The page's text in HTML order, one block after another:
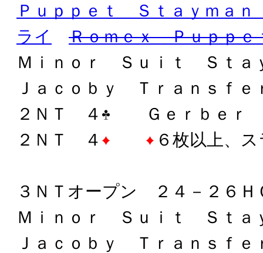
Ｐｕｐｐｅｔ Ｓｔａｙｍａ
ライ
Ｒｏｍｅｘ Ｐｕｐｐ
Ｍｉｎｏｒ Ｓｕｉｔ Ｓｔａ
Ｊａｃｏｂｙ Ｔｒａｎｓｆｅ
２ＮＴ ４
Ｇｅｒｂｅｒ
２ＮＴ ４
６枚以上、
３ＮＴオープン ２４－２６Ｈ
Ｍｉｎｏｒ Ｓｕｉｔ Ｓｔａ
Ｊａｃｏｂｙ Ｔｒａｎｓｆｅ